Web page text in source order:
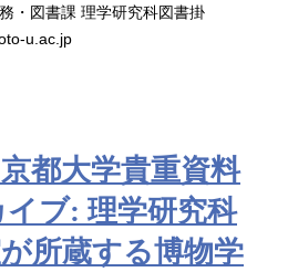
・図書課 理学研究科図書掛
u.ac.jp
都大学貴重資料
ブ: 理学研究科
所蔵する博物学